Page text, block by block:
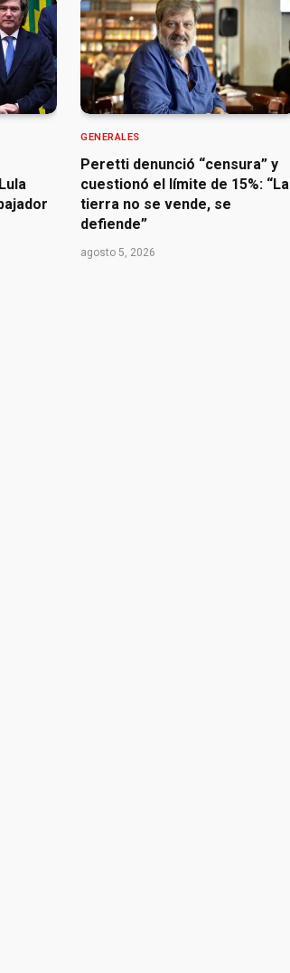
GENERALES
Peretti denunció “censura” y
cuestionó el límite de 15%: “La
tierra no se vende, se
defiende”
agosto 5, 2026